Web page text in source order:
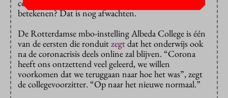
coronabeperkingen. Wat het in de praktijk gaat
betekenen? Dat is nog afwachten.
De Rotterdamse mbo-instelling Albeda College is één
van de eersten die ronduitzegtdat het onderwijs ook
na de coronacrisis deels online zal blijven. “Corona
heeft ons ontzettend veel geleerd, we willen
voorkomen dat we teruggaan naar hoe het was”, zegt
de collegevoorzitter. “Op naar het nieuwe normaal.”